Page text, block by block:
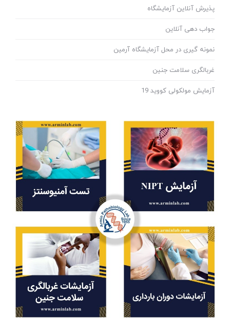
پذیرش آنلاین آزمایشگاه
جواب دهی آنلاین
نمونه گیری در محل آزمایشگاه آرمین
غربالگری سلامت جنین
آزمایش مولکولی کووید 19